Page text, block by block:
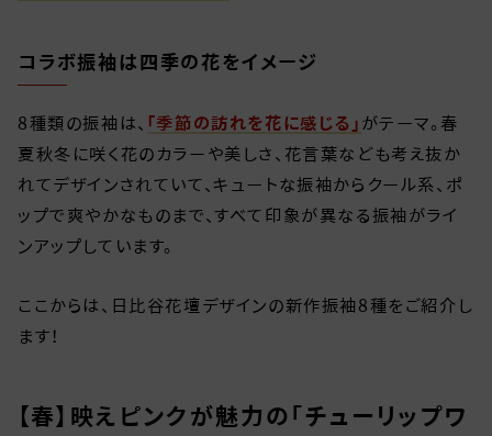
コラボ振袖は四季の花をイメージ
8種類の振袖は、 「季節の訪れを花に感じる」 がテーマ。春
夏秋冬に咲く花のカラーや美しさ、花言葉なども考え抜か
れてデザインされていて、キュートな振袖からクール系、ポ
ップで爽やかなものまで、すべて印象が異なる振袖がライ
ンアップしています。
ここからは、日比谷花壇デザインの新作振袖8種をご紹介し
ます！
【春】映えピンクが魅力の「チューリップワ